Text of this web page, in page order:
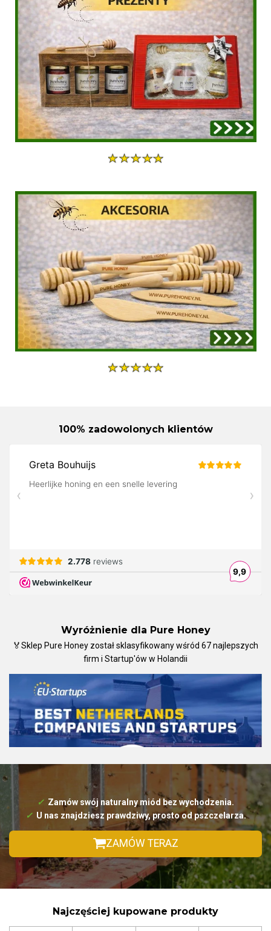
100% zadowolonych klientów
Wyróżnienie dla Pure Honey
🏅Sklep Pure Honey został sklasyfikowany wśród 67 najlepszych
firm i Startup'ów w Holandii
✓ Zamów swój naturalny miód bez wychodzenia.
✓U nas znajdziesz prawdziwy, prosto od pszczelarza.
ZAMÓW TERAZ
Najczęściej kupowane produkty